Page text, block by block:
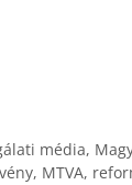
média,
, MTVA,